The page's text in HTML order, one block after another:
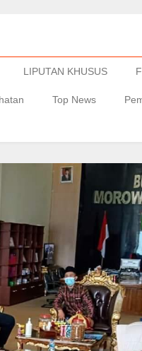
LIPUTAN KHUSUS
Top News